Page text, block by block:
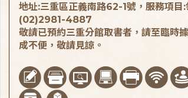
地址:三重區正義南路62-1號，服務項目
(02)2981-4887
敬請已預約三重分館取書者，請至臨時
成不便，敬請見諒。